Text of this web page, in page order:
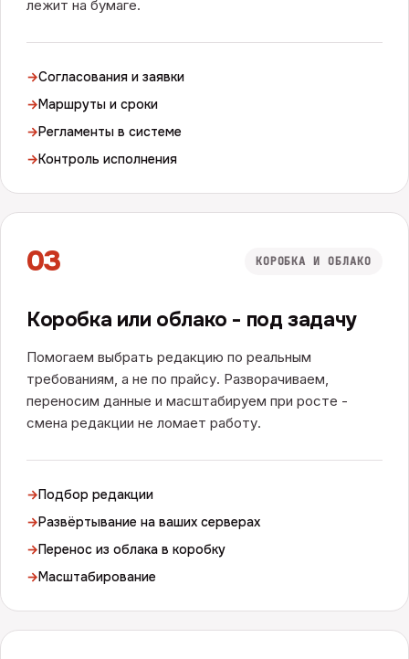
лежит на бумаге.
→Согласования и заявки
→Маршруты и сроки
→Регламенты в системе
→Контроль исполнения
03 КОРОБКА И ОБЛАКО
Коробка или облако - под задачу
Помогаем выбрать редакцию по реальным
требованиям, а не по прайсу. Разворачиваем,
переносим данные и масштабируем при росте -
смена редакции не ломает работу.
→Подбор редакции
→Развёртывание на ваших серверах
→Перенос из облака в коробку
→Масштабирование